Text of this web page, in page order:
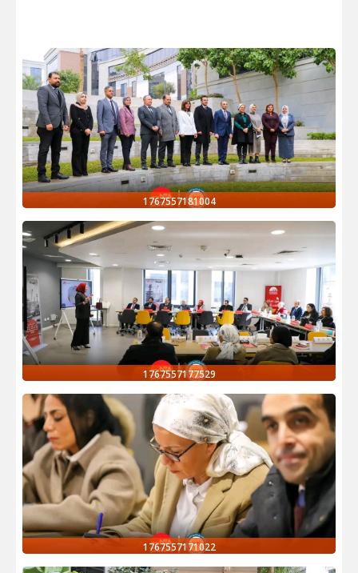
1767557181004
1767557177529
1767557171022